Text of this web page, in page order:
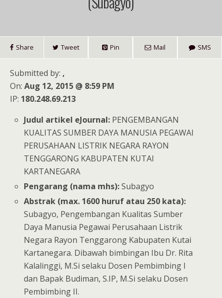
Share Tweet Pin Mail SMS
Submitted by: ,
On: Aug 12, 2015 @ 8:59 PM
IP: 180.248.69.213
Judul artikel eJournal: PENGEMBANGAN
KUALITAS SUMBER DAYA MANUSIA PEGAWAI
PERUSAHAAN LISTRIK NEGARA RAYON
TENGGARONG KABUPATEN KUTAI
KARTANEGARA
Pengarang (nama mhs):Subagyo
Abstrak (max. 1600 huruf atau 250 kata):
Subagyo, Pengembangan Kualitas Sumber
Daya Manusia Pegawai Perusahaan Listrik
Negara Rayon Tenggarong Kabupaten Kutai
Kartanegara. Dibawah bimbingan Ibu Dr. Rita
Kalalinggi, M.Si selaku Dosen Pembimbing I
dan Bapak Budiman, S.IP, M.Si selaku Dosen
Pembimbing II.